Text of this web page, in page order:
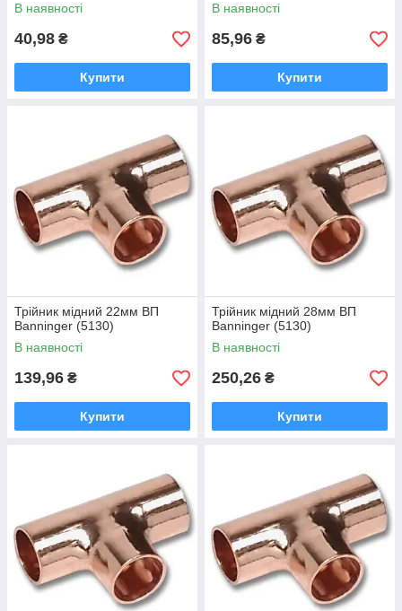
В наявності
40,98 ₴
Купити
В наявності
85,96 ₴
Купити
Трійник мідний 22мм ВП
Banninger (5130)
В наявності
139,96 ₴
Купити
Трійник мідний 28мм ВП
Banninger (5130)
В наявності
250,26 ₴
Купити